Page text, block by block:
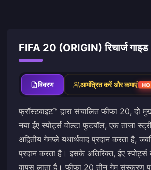
FIFA 20 (ORIGIN) रिचार्ज गाइड
विवरण आमंत्रित करें और कमाएं
फ्रॉस्टबाइट™ द्वारा संचालित फीफा 20, दो
नया ईए स्पोर्ट्स वोल्टा फुटबॉल, एक ताजा
अद्वितीय गेमप्ले यथार्थवाद प्रदान करता
प्रदान करता है। इसके अतिरिक्त, ईए
वापस लाता है। फीफा 20 तीन गेम संस्करण